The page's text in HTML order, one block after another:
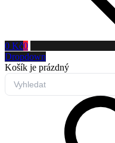
0 Kč0
Dropdown
Košík je prázdný